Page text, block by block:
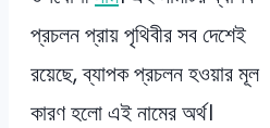
প্রচলন প্রায় পৃথিবীর সব দেশেই
রয়েছে, ব্যাপক প্রচলন হওয়ার মূল
কারণ হলো এই নামের অর্থ।